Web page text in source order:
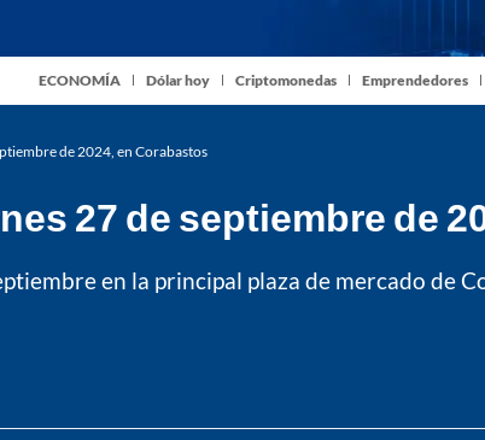
ECONOMÍA Dólar hoy Criptomonedas Emprendedores
de 2024, en Corabastos
27 de septiembre de
en la principal plaza de mercado de